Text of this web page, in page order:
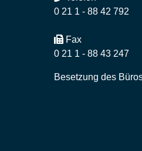
0 21 1 - 88 42 792
Fax
0 21 1 - 88 43 247
Besetzung des